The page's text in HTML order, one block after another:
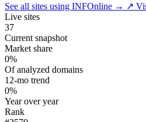
See all sites using INFOnline → ↗
Live sites
37
Current snapshot
Market share
0%
Of analyzed domains
12-mo trend
0%
Year over year
Rank